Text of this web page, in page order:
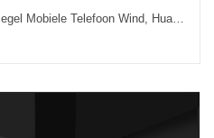
Huawei Mate 30 Pro Hoesje Spiegel Mobiele Telefoon Wind, Huawei Mate 30 Pro Hoesje Glas Super